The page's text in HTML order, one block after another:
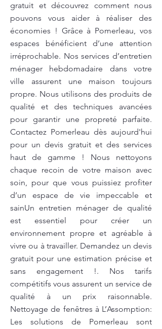
gratuit et découvrez comment nous
pouvons vous aider à réaliser des
économies ! Grâce à Pomerleau, vos
espaces bénéficient d’une attention
irréprochable. Nos services d’entretien
ménager hebdomadaire dans votre
ville assurent une maison toujours
propre. Nous utilisons des produits de
qualité et des techniques avancées
pour garantir une propreté parfaite.
Contactez Pomerleau dès aujourd'hui
pour un devis gratuit et des services
haut de gamme ! Nous nettoyons
chaque recoin de votre maison avec
soin, pour que vous puissiez profiter
d’un espace de vie impeccable et
sainUn entretien ménager de qualité
est essentiel pour créer un
environnement propre et agréable à
vivre ou à travailler. Demandez un devis
gratuit pour une estimation précise et
sans engagement !. Nos tarifs
compétitifs vous assurent un service de
qualité à un prix raisonnable.
Nettoyage de fenêtres à L’Assomption:
Les solutions de Pomerleau sont